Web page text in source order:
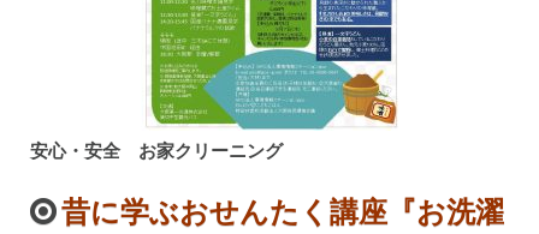
安心・安全 お家クリーニング
昔に学ぶおせんたく講座『お洗濯